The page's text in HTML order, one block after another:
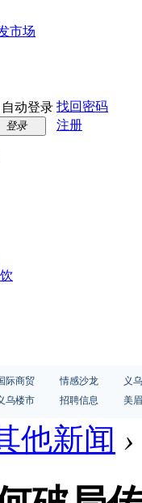
市场
自动登录 找回密码
登录 注册
际商贸 情感沙龙
义
乌楼市 招聘信息 美
他新闻 ›